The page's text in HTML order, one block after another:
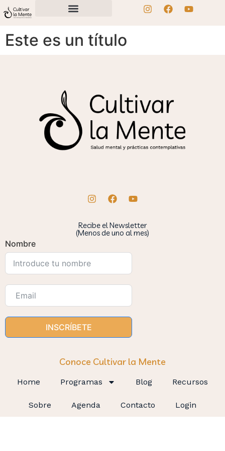
Este es un título
Recibe el Newsletter
(Menos de uno al mes)
Nombre
INSCRÍBETE
Conoce Cultivar la Mente
Home Programas Blog Recursos
Sobre Agenda Contacto Login